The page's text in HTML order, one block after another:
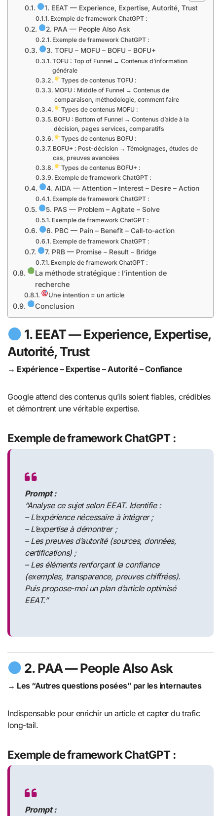
1. EEAT — Experience, Expertise, Autorité, Trust
Exemple de framework ChatGPT :
2. PAA — People Also Ask
Exemple de framework ChatGPT :
3. TOFU – MOFU – BOFU – BOFU+
TOFU : Top of Funnel → Contenus d’information
générale
Types de contenus TOFU :
MOFU : Middle of Funnel → Contenus de
comparaison, méthodologie, comment faire
Types de contenus MOFU :
BOFU : Bottom of Funnel → Contenus d’aide à la
décision, pages services, comparatifs
Types de contenus BOFU :
BOFU+ : Post-décision → Témoignages, études de
cas, preuves avancées
Types de contenus BOFU+ :
Exemple de framework ChatGPT :
4. AIDA — Attention – Interest – Desire – Action
Exemple de framework ChatGPT :
5. PAS — Problem – Agitate – Solve
Exemple de framework ChatGPT :
6. PBC — Pain – Benefit – Call-to-action
Exemple de framework ChatGPT :
7. PRB — Promise – Result – Bridge
Exemple de framework ChatGPT :
La méthode stratégique : l’intention de
recherche
Une intention = un article
Conclusion
1.EEAT— Experience, Expertise,
Autorité, Trust
→ Expérience – Expertise – Autorité – Confiance
Google attend des contenus qu’ils soient fiables, crédibles
et démontrent une véritable expertise.
Exemple de framework ChatGPT :
Prompt :
“Analyse ce sujet selon EEAT. Identifie :
– L’expérience nécessaire à intégrer ;
– L’expertise à démontrer ;
– Les preuves d’autorité (sources, données,
certifications) ;
– Les éléments renforçant la confiance
(exemples, transparence, preuves chiffrées).
Puis propose-moi un plan d’article optimisé
EEAT.”
2.PAA— People Also Ask
→ Les “Autres questions posées” par les internautes
Indispensable pour enrichir un article et capter du trafic
long-tail.
Exemple de framework ChatGPT :
Prompt :